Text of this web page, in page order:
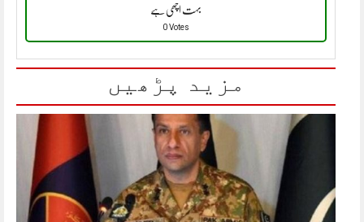
بہت اچھی ہے
0 Votes
مزید پڑھیں